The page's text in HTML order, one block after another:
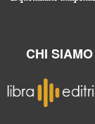
CHI SIAMO